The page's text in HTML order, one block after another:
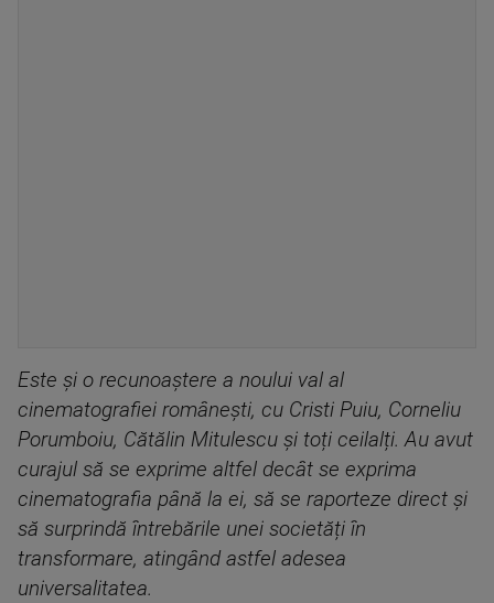
Este și o recunoaștere a noului val al
cinematografiei românești, cu Cristi Puiu, Corneliu
Porumboiu, Cătălin Mitulescu și toți ceilalți. Au avut
curajul să se exprime altfel decât se exprima
cinematografia până la ei, să se raporteze direct și
să surprindă întrebările unei societăți în
transformare, atingând astfel adesea
universalitatea.